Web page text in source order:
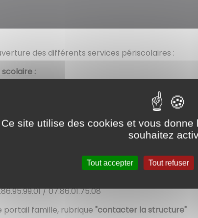
des différents services périscolaires :
:
à 13h50
portail famille, rubrique"contacter la structure"
les mercredis et les vacances :
/ 07.86.01.75.08
portail famille, rubrique "contacter la structure"
Ce site utilise des cookies et vous
souhaitez
Tout accepter Tout refuser